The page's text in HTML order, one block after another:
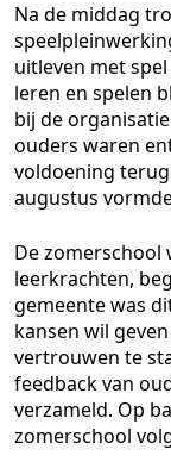
Na de middag
uitleven met
leren en spelen
bij de
ouders waren
voldoening
augustus
De
leerkrachten,
gemeente was
kansen wil
vertrouwen te
feedback van
verzameld. Op
zomerschool